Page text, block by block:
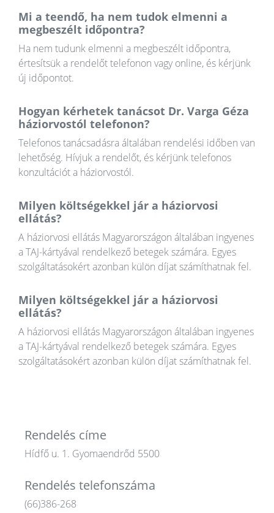
Mi a teendő, ha nem tudok elmenni a
megbeszélt időpontra?
Ha nem tudunk elmenni a megbeszélt időpontra,
értesítsük a rendelőt telefonon vagy online, és kérjünk
új időpontot.
Hogyan kérhetek tanácsot Dr. Varga Géza
háziorvostól telefonon?
Telefonos tanácsadásra általában rendelési időben van
lehetőség. Hívjuk a rendelőt, és kérjünk telefonos
konzultációt a háziorvostól.
Milyen költségekkel jár a háziorvosi
ellátás?
A háziorvosi ellátás Magyarországon általában ingyenes
a TAJ-kártyával rendelkező betegek számára. Egyes
szolgáltatásokért azonban külön díjat számíthatnak fel.
Milyen költségekkel jár a háziorvosi
ellátás?
A háziorvosi ellátás Magyarországon általában ingyenes
a TAJ-kártyával rendelkező betegek számára. Egyes
szolgáltatásokért azonban külön díjat számíthatnak fel.
Rendelés címe
Hídfő u. 1. Gyomaendrőd 5500
Rendelés telefonszáma
(66)386-268